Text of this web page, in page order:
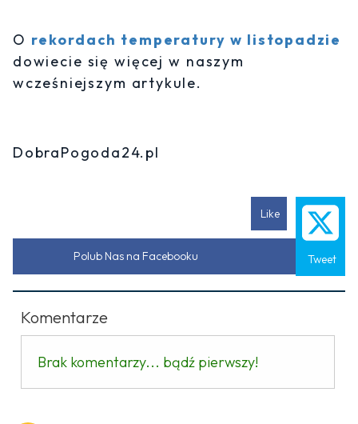
O rekordach temperatury w listopadzie
dowiecie się więcej w naszym
wcześniejszym artykule.
DobraPogoda24.pl
Like
Tweet
Polub Nas na Facebooku
Komentarze
Brak komentarzy... bądź pierwszy!